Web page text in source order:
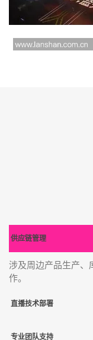
供应链管理
涉及周边产品生产
作。
直播技术部署
专业团队支持